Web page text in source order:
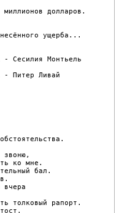
долларов.
ущерба...
- Сесилия Монтьель
- Питер Ливай
звоню,
ко мне.
бал.
толковый рапорт.